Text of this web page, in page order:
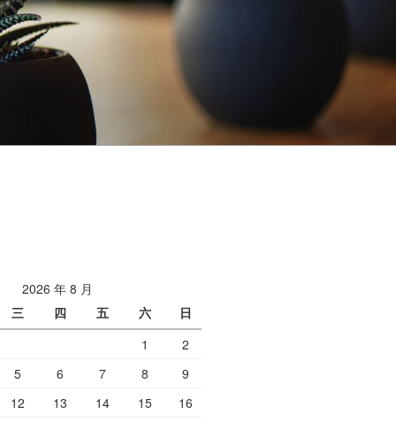
2026 年 8 月
三 四 五 六
日
1
2
5 6 7 8
9
12 13 14 15
16